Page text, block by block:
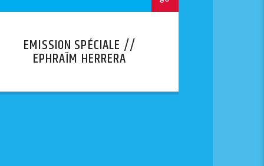
EMISSION SPÉCIALE //
EPHRAÏM HERRERA